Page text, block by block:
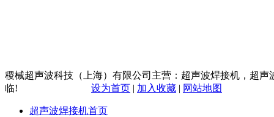
稷械超声波科技（上海）有限公司主营：超声波焊接机，超
临! 设为首页 | 加入收藏 | 网站地图
超声波焊接机首页